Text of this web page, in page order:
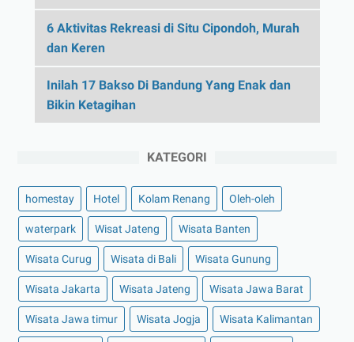
6 Aktivitas Rekreasi di Situ Cipondoh, Murah
dan Keren
Inilah 17 Bakso Di Bandung Yang Enak dan
Bikin Ketagihan
KATEGORI
homestay Hotel Kolam Renang Oleh-oleh
waterpark Wisat Jateng Wisata Banten
Wisata Curug Wisata di Bali Wisata Gunung
Wisata Jakarta Wisata Jateng Wisata Jawa Barat
Wisata Jawa timur Wisata Jogja Wisata Kalimantan